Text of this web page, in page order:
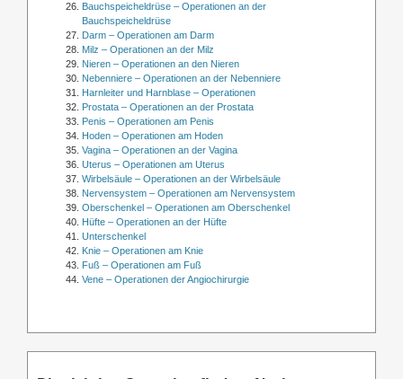
Bauchspeicheldrüse – Operationen an der
Bauchspeicheldrüse
Darm – Operationen am Darm
Milz – Operationen an der Milz
Nieren – Operationen an den Nieren
Nebenniere – Operationen an der Nebenniere
Harnleiter und Harnblase – Operationen
Prostata – Operationen an der Prostata
Penis – Operationen am Penis
Hoden – Operationen am Hoden
Vagina – Operationen an der Vagina
Uterus – Operationen am Uterus
Wirbelsäule – Operationen an der Wirbelsäule
Nervensystem – Operationen am Nervensystem
Oberschenkel – Operationen am Oberschenkel
Hüfte – Operationen an der Hüfte
Unterschenkel
Knie – Operationen am Knie
Fuß – Operationen am Fuß
Vene – Operationen der Angiochirurgie